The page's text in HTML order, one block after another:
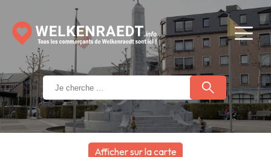
Afficher sur la carte